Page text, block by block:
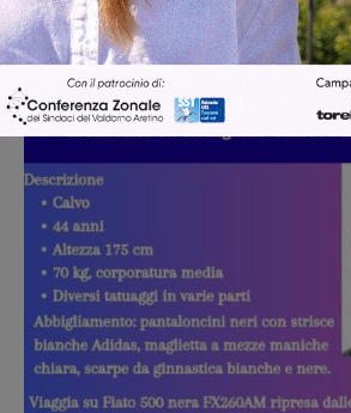
Ultime Notizie